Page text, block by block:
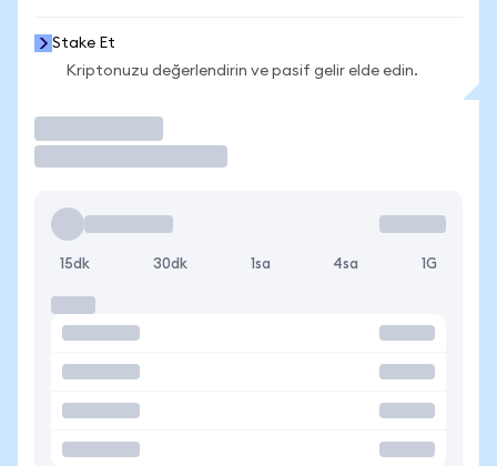
Stake Et
Kriptonuzu değerlendirin ve pasif gelir elde edin.
15dk 30dk 1sa 4sa 1G